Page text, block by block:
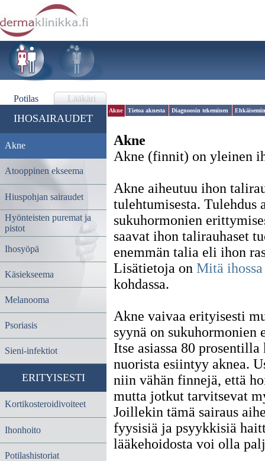
Potilas Lääkäri
IHOSAIRAUDET
Akne
Atooppinen ekseema
Hiuspohjan sairaudet
Hyönteisten puremat ja
pistot
Ihosyöpä
Käsiekseema
Melanooma
Psoriasis
Sieni-infektiot
ERITYISESTI
Kortikosteroidivoiteet
Ihonhoito
Potilashistoriat
Akne Tietoa aknesta Diagnoosin tekeminen
Akne
Akne (finnit) on yleinen
Akne aiheutuu ihon
tulehtumisesta. Tulehdus
sukuhormonien
saavat ihon talirauhaset
enemmän talia eli ihon
Lisätietoja on Mitä
kohdassa.
Akne vaivaa erityisesti
syynä on sukuhormonien
Itse asiassa 80
nuorista esiintyy aknea.
niin vähän finnejä, että
mutta jotkut tarvitsevat
Joillekin tämä sairaus
fyysisiä ja psyykkisiä
lääkehoidosta voi olla